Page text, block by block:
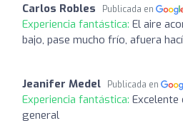
Carlos Robles Publicada en
Experiencia fantástica: El aire
bajo, pase mucho frío, afuera
Jeanifer Medel Publicada en
Experiencia fantástica: Excelente
general